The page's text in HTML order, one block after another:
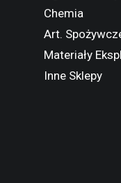
Chemia
Art.
Materiały
Inne Sklepy